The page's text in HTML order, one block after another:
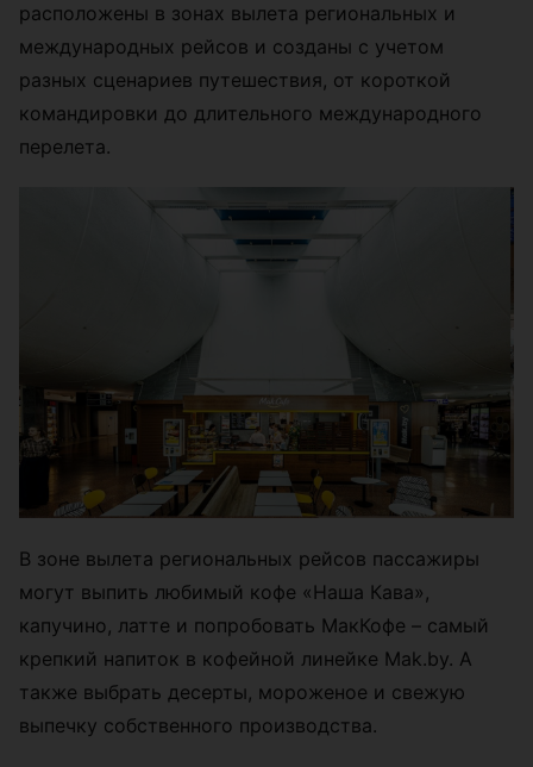
расположены в зонах вылета региональных и
международных рейсов и созданы с учетом
разных сценариев путешествия, от короткой
командировки до длительного международного
перелета.
В зоне вылета региональных рейсов пассажиры
могут выпить любимый кофе «Наша Кава»,
капучино, латте и попробовать МакКофе – самый
крепкий напиток в кофейной линейке Mak.by. А
также выбрать десерты, мороженое и свежую
выпечку собственного производства.